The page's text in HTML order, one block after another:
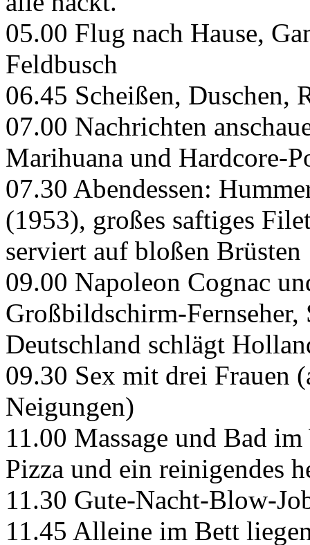
05.00 Flug nach Hause,
Feldbusch
06.45 Scheißen, Duschen,
07.00 Nachrichten
Marihuana und Hardcore-
07.30 Abendessen:
(1953), großes saftiges
serviert auf bloßen Brüsten
09.00 Napoleon Cognac
Großbildschirm-Fernseher,
Deutschland schlägt
09.30 Sex mit drei Frauen
Neigungen)
11.00 Massage und Bad
Pizza und ein reinigendes
11.30 Gute-Nacht-Blow-
11.45 Alleine im Bett